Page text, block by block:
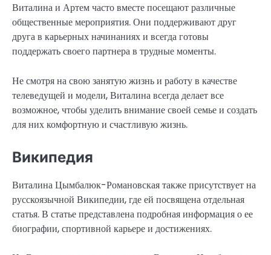
Виталина и Артем часто вместе посещают различные
общественные мероприятия. Они поддерживают друг
друга в карьерных начинаниях и всегда готовы
поддержать своего партнера в трудные моменты.
Не смотря на свою занятую жизнь и работу в качестве
телеведущей и модели, Виталина всегда делает все
возможное, чтобы уделить внимание своей семье и создать
для них комфортную и счастливую жизнь.
Википедия
Виталина Цымбалюк-Романовская также присутствует на
русскоязычной Википедии, где ей посвящена отдельная
статья. В статье представлена подробная информация о ее
биографии, спортивной карьере и достижениях.